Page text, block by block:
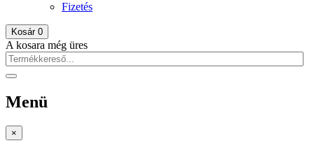
Fizetés
Kosár 0
A kosara még üres
Menü
×